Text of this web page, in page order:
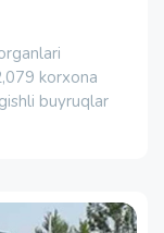
korxona
buyruqlar